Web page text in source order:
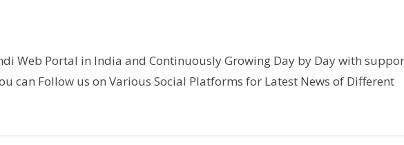
Web Portal in India and Continuously Growing Day by Day with
can Follow us on Various Social Platforms for Latest News of Different